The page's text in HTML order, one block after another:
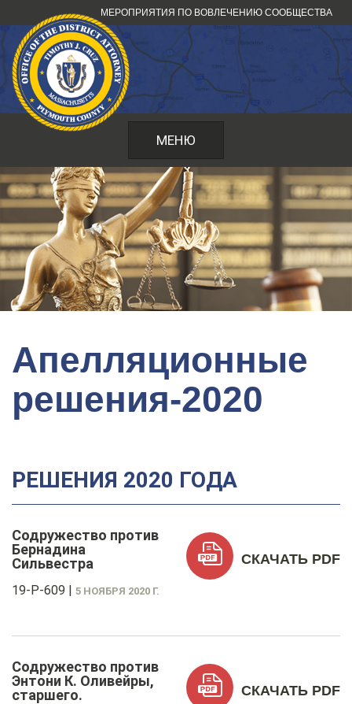
к
содержанию
МЕРОПРИЯТИЯ ПО ВОВЛЕЧЕНИЮ СООБЩЕСТВА
МЕНЮ
Апелляционные
решения-2020
РЕШЕНИЯ 2020 ГОДА
Содружество против
Бернадина
Сильвестра
19-P-609 | 5 НОЯБРЯ 2020 Г.
СКАЧАТЬ PDF
Содружество против
Энтони К. Оливейры,
старшего.
СКАЧАТЬ PDF